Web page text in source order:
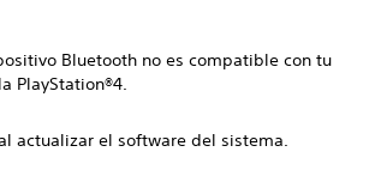
Bluetooth no es compatible con tu
PlayStation®4.
actualizar el software del sistema.